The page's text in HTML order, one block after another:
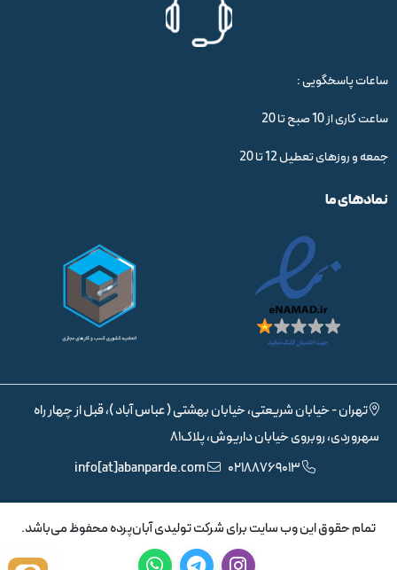
ساعات پاسخگویی :
ساعت کاری از 10 صبح تا 20
جمعه و روزهای تعطیل 12 تا 20
نمادهای ما
تهران - خیابان شریعتی، خیابان بهشتی ( عباس آباد )، قبل از چهار راه
سهروردی، روبروی خیابان داریوش، پلاک81
02188769013
info[at]abanparde.com
تمام حقوق اين وب سايت برای شرکت تولیدی آبان‌پرده محفوظ می‌باشد.